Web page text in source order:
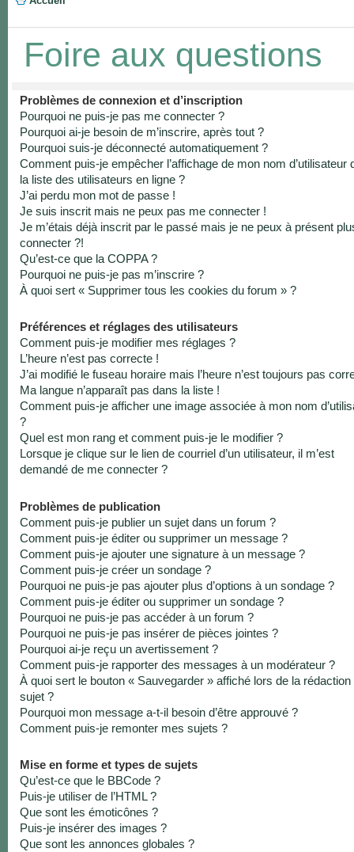
Foire aux questions
Problèmes de connexion et d’inscription
Pourquoi ne puis-je pas me connecter ?
Pourquoi ai-je besoin de m’inscrire, après tout ?
Pourquoi suis-je déconnecté automatiquement ?
Comment puis-je empêcher l’affichage de mon nom d’utilisateur
la liste des utilisateurs en ligne ?
J’ai perdu mon mot de passe !
Je suis inscrit mais ne peux pas me connecter !
Je m’étais déjà inscrit par le passé mais je ne peux à présent
connecter ?!
Qu’est-ce que la COPPA ?
Pourquoi ne puis-je pas m’inscrire ?
À quoi sert « Supprimer tous les cookies du forum » ?
Préférences et réglages des utilisateurs
Comment puis-je modifier mes réglages ?
L’heure n’est pas correcte !
J’ai modifié le fuseau horaire mais l’heure n’est toujours pas
Ma langue n’apparaît pas dans la liste !
Comment puis-je afficher une image associée à mon nom
?
Quel est mon rang et comment puis-je le modifier ?
Lorsque je clique sur le lien de courriel d’un utilisateur, il m’est
demandé de me connecter ?
Problèmes de publication
Comment puis-je publier un sujet dans un forum ?
Comment puis-je éditer ou supprimer un message ?
Comment puis-je ajouter une signature à un message ?
Comment puis-je créer un sondage ?
Pourquoi ne puis-je pas ajouter plus d’options à un sondage ?
Comment puis-je éditer ou supprimer un sondage ?
Pourquoi ne puis-je pas accéder à un forum ?
Pourquoi ne puis-je pas insérer de pièces jointes ?
Pourquoi ai-je reçu un avertissement ?
Comment puis-je rapporter des messages à un modérateur ?
À quoi sert le bouton « Sauvegarder » affiché lors de la rédaction
sujet ?
Pourquoi mon message a-t-il besoin d’être approuvé ?
Comment puis-je remonter mes sujets ?
Mise en forme et types de sujets
Qu’est-ce que le BBCode ?
Puis-je utiliser de l’HTML ?
Que sont les émoticônes ?
Puis-je insérer des images ?
Que sont les annonces globales ?